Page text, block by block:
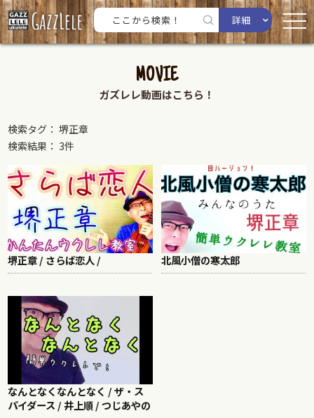
詳細
MOVIE
ガズレレ動画はこちら！
検索タグ： 堺正章
検索結果： 3件
堺正章 / さらば恋人 / 北風小僧の寒太郎
なんとなくなんとなく / ザ・ス
パイダース / 井上順 / つじあやの